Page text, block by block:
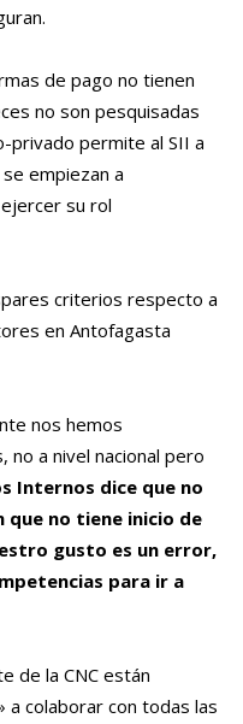
de pago no tienen
no son pesquisadas
privado permite al SII a
empiezan a
su rol
criterios respecto a
en Antofagasta
nos hemos
no a nivel nacional pero
Internos dice que no
no tiene inicio de
gusto es un error,
para ir a
de la CNC están
a colaborar con todas las